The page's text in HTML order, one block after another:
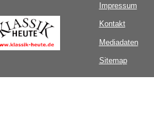
Impressum
Kontakt
Mediadaten
Sitemap